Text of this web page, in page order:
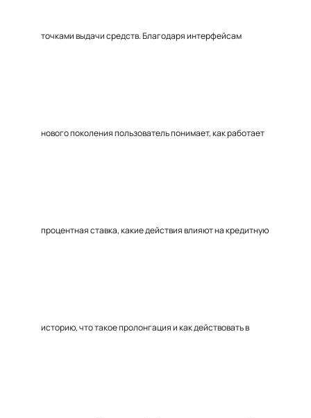
точками выдачи средств. Благодаря интерфейсам
нового поколения пользователь понимает, как работает
процентная ставка, какие действия влияют на кредитную
историю, что такое пролонгация и как действовать в